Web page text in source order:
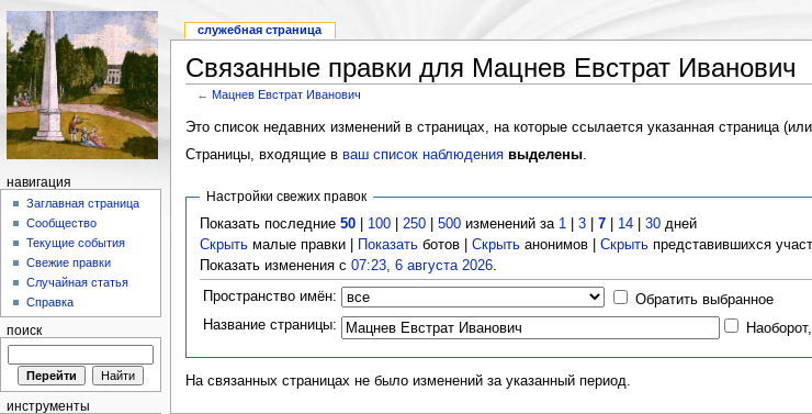
Связанные правки для Мацнев Евстрат Иванович
←Мацнев Евстрат Иванович
Это список недавних изменений в страницах, на которые ссылается указанная страница
Страницы, входящие в ваш список наблюдения выделены.
Настройки свежих правок
Показать последние50 100 |250 |500 изменений за 1 |3 |7 14 |30 дней
Скрыть малые правки | Показать ботов |Скрыть анонимов |Скрыть представившихся
Показать изменения с07:23, 6 августа 2026.
Пространство имён:
Обратить выбранное
Название страницы:
На связанных страницах не было изменений за указанный период.
служебная страница
навигация
Заглавная страница
Сообщество
Текущие события
Свежие правки
Случайная статья
Справка
поиск
инструменты